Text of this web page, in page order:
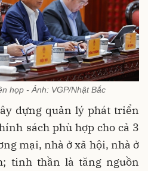
họp - Ảnh: VGP/Nhật Bắc
dựng quản lý phát triển
sách phù hợp cho cả 3
mại, nhà ở xã hội, nhà ở
tinh thần là tăng nguồn